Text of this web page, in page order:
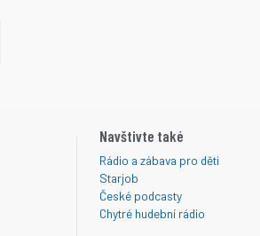
Navštivte také
Rádio a zábava pro děti
Starjob
České podcasty
Chytré hudební rádio